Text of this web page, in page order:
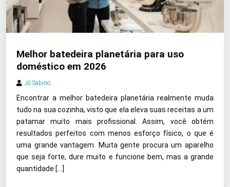
Melhor batedeira planetária para uso
doméstico em 2026
Jô Sabino
Encontrar a melhor batedeira planetária realmente muda
tudo na sua cozinha, visto que ela eleva suas receitas a um
patamar muito mais profissional. Assim, você obtém
resultados perfeitos com menos esforço físico, o que é
uma grande vantagem. Muita gente procura um aparelho
que seja forte, dure muito e funcione bem, mas a grande
quantidade […]